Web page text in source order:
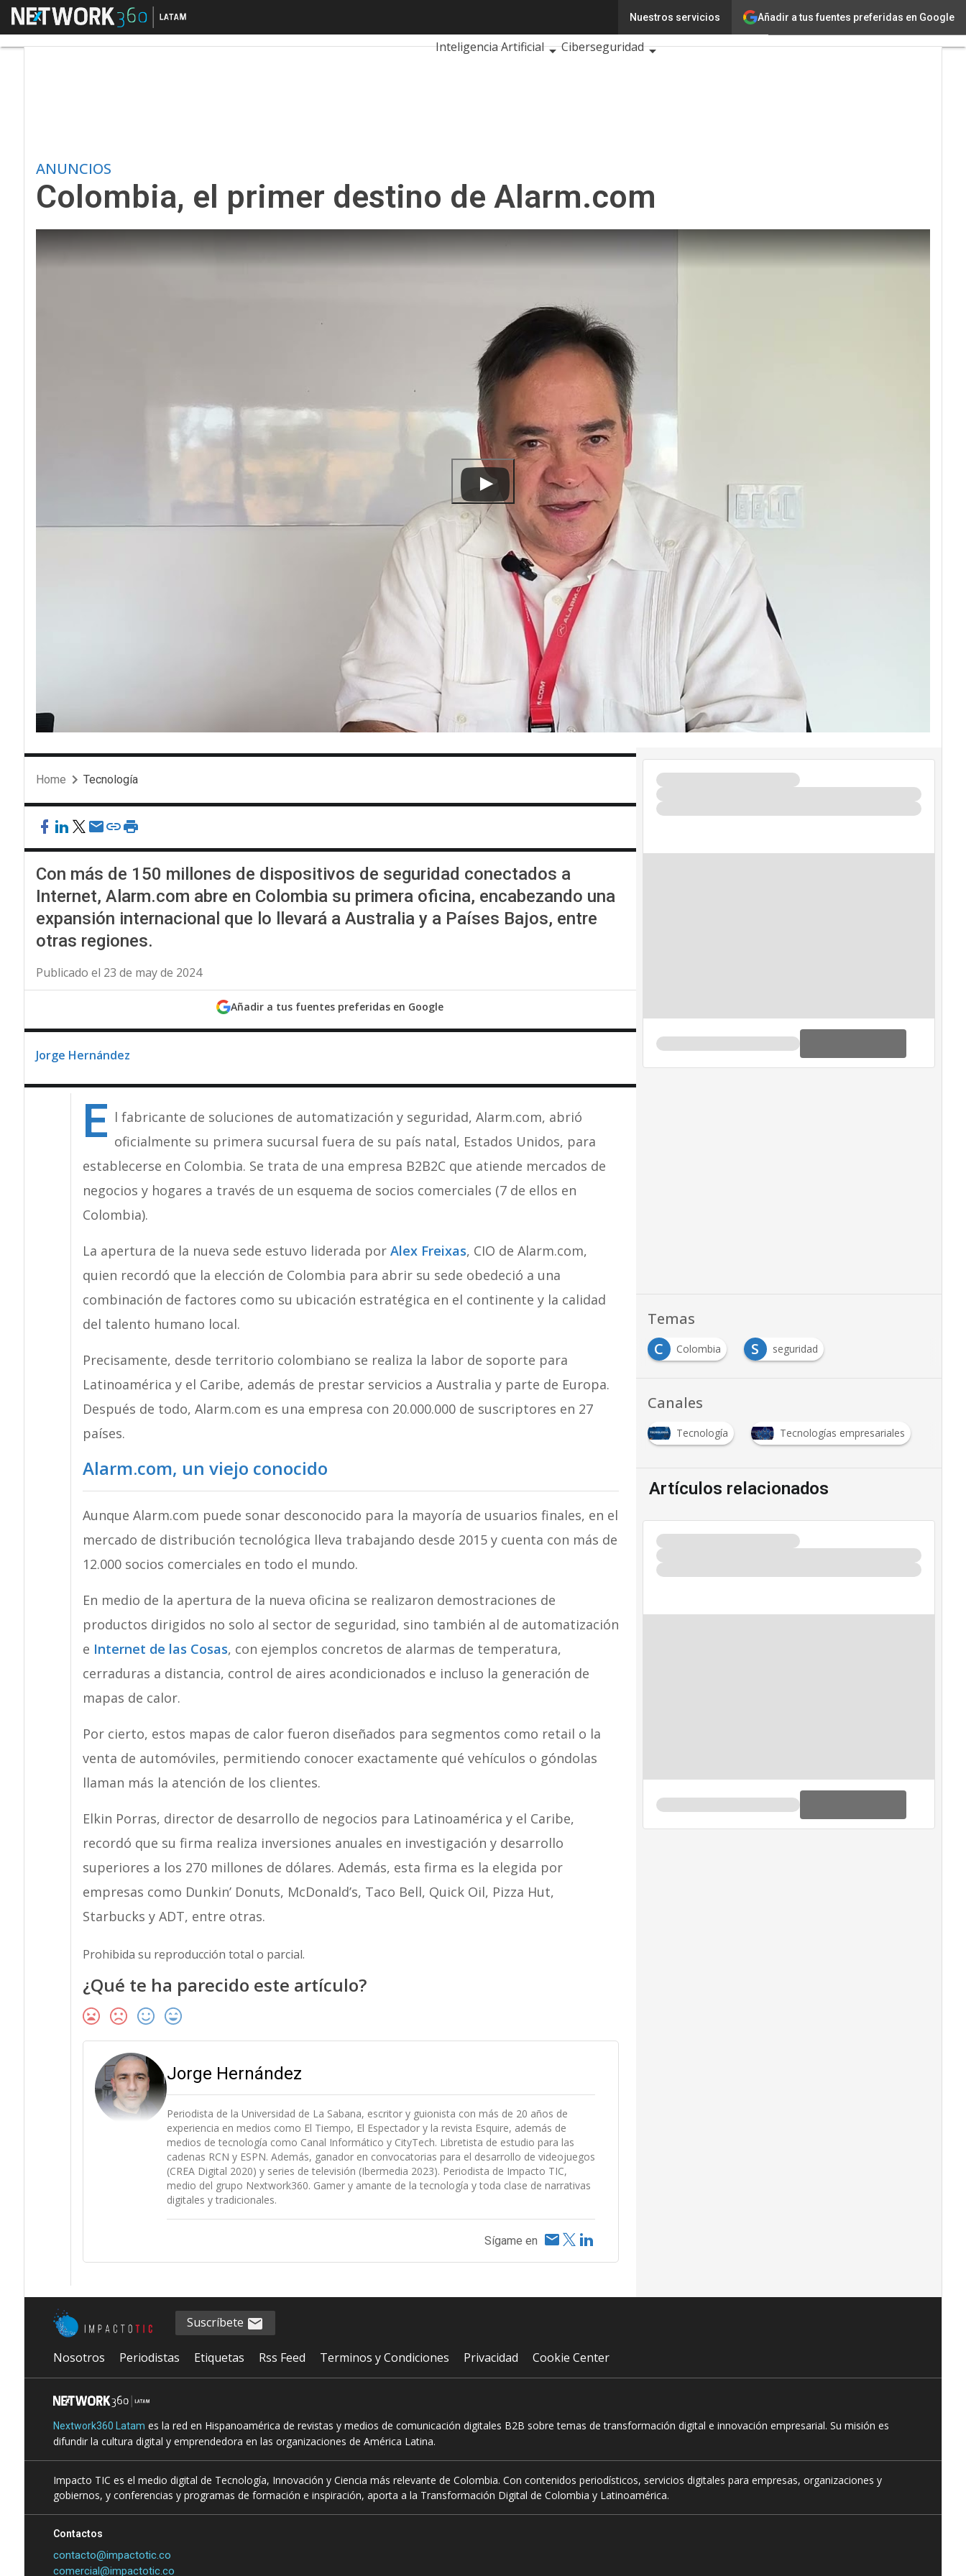
Añadir a tus fuentes preferidas en Google
Nuestros servicios
Menú
Inteligencia Artificial
Ciberseguridad
ANUNCIOS
Colombia, el primer destino de Alarm.com
Home Tecnología
Con más de 150 millones de dispositivos de seguridad conectados a
Internet, Alarm.com abre en Colombia su primera oficina, encabezando una
expansión internacional que lo llevará a Australia y a Países Bajos, entre
otras regiones.
Publicado el 23 de may de 2024
Añadir a tus fuentes preferidas en Google
Jorge Hernández
E l fabricante de soluciones de automatización y seguridad, Alarm.com, abrió
oficialmente su primera sucursal fuera de su país natal, Estados Unidos, para
establecerse en Colombia. Se trata de una empresa B2B2C que atiende mercados de
negocios y hogares a través de un esquema de socios comerciales (7 de ellos en
Colombia).
La apertura de la nueva sede estuvo liderada por Alex Freixas, CIO de Alarm.com,
quien recordó que la elección de Colombia para abrir su sede obedeció a una
combinación de factores como su ubicación estratégica en el continente y la calidad
del talento humano local.
Precisamente, desde territorio colombiano se realiza la labor de soporte para
Latinoamérica y el Caribe, además de prestar servicios a Australia y parte de Europa.
Después de todo, Alarm.com es una empresa con 20.000.000 de suscriptores en 27
países.
Alarm.com, un viejo conocido
Aunque Alarm.com puede sonar desconocido para la mayoría de usuarios finales, en el
mercado de distribución tecnológica lleva trabajando desde 2015 y cuenta con más de
12.000 socios comerciales en todo el mundo.
En medio de la apertura de la nueva oficina se realizaron demostraciones de
productos dirigidos no solo al sector de seguridad, sino también al de automatización
e Internet de las Cosas, con ejemplos concretos de alarmas de temperatura,
cerraduras a distancia, control de aires acondicionados e incluso la generación de
mapas de calor.
Por cierto, estos mapas de calor fueron diseñados para segmentos como retail o la
venta de automóviles, permitiendo conocer exactamente qué vehículos o góndolas
llaman más la atención de los clientes.
Elkin Porras, director de desarrollo de negocios para Latinoamérica y el Caribe,
recordó que su firma realiza inversiones anuales en investigación y desarrollo
superiores a los 270 millones de dólares. Además, esta firma es la elegida por
empresas como Dunkin’ Donuts, McDonald’s, Taco Bell, Quick Oil, Pizza Hut,
Starbucks y ADT, entre otras.
Prohibida su reproducción total o parcial.
¿Qué te ha parecido este artículo?
Jorge Hernández
Periodista de la Universidad de La Sabana, escritor y guionista con más de 20 años de
experiencia en medios como El Tiempo, El Espectador y la revista Esquire, además de
medios de tecnología como Canal Informático y CityTech. Libretista de estudio para las
cadenas RCN y ESPN. Además, ganador en convocatorias para el desarrollo de videojuegos
(CREA Digital 2020) y series de televisión (Ibermedia 2023). Periodista de Impacto TIC,
medio del grupo Nextwork360. Gamer y amante de la tecnología y toda clase de narrativas
digitales y tradicionales.
Sígame en
Temas
C
Colombia S seguridad
Canales
Tecnología Tecnologías empresariales
Artículos relacionados
Suscríbete
Nosotros Periodistas Etiquetas Rss Feed Terminos y Condiciones Privacidad Cookie Center
Nextwork360 Latam es la red en Hispanoamérica de revistas y medios de comunicación digitales B2B sobre temas de transformación digital e innovación empresarial. Su misión es
difundir la cultura digital y emprendedora en las organizaciones de América Latina.
Impacto TIC es el medio digital de Tecnología, Innovación y Ciencia más relevante de Colombia. Con contenidos periodísticos, servicios digitales para empresas, organizaciones y
gobiernos, y conferencias y programas de formación e inspiración, aporta a la Transformación Digital de Colombia y Latinoamérica.
Contactos
contacto@impactotic.co
comercial@impactotic.co